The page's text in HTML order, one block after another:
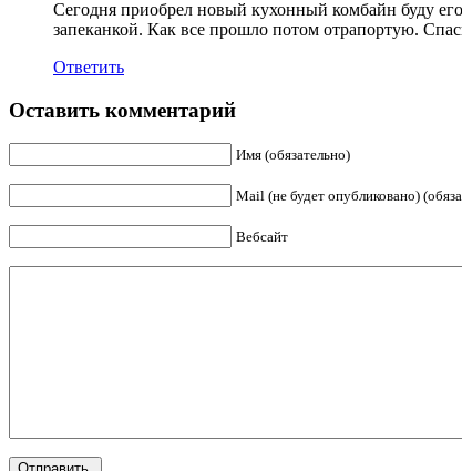
Сегодня приобрел новый кухонный комбайн буду
запеканкой. Как все прошло потом отрапортую.
Ответить
Оставить комментарий
Имя (обязательно)
Mail (не будет опубликовано)
Вебсайт